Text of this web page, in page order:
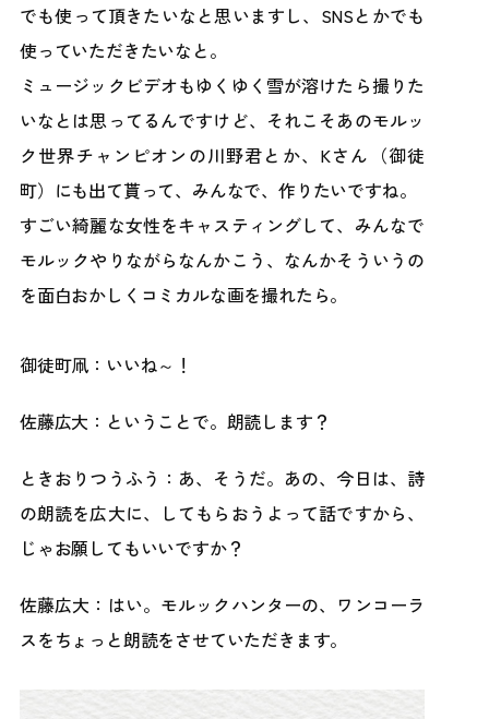
でも使って頂きたいなと思いますし、SNSとかでも
使っていただきたいなと。
ミュージックビデオもゆくゆく雪が溶けたら撮りた
いなとは思ってるんですけど、それこそあのモルッ
ク世界チャンピオンの川野君とか、Kさん（御徒
町）にも出て貰って、みんなで、作りたいですね。
すごい綺麗な女性をキャスティングして、みんなで
モルックやりながらなんかこう、なんかそういうの
を面白おかしくコミカルな画を撮れたら。
御徒町凧：いいね～！
佐藤広大：ということで。朗読します？
ときおりつうふう：あ、そうだ。あの、今日は、詩
の朗読を広大に、してもらおうよって話ですから、
じゃお願してもいいですか？
佐藤広大：はい。モルックハンターの、ワンコーラ
スをちょっと朗読をさせていただきます。